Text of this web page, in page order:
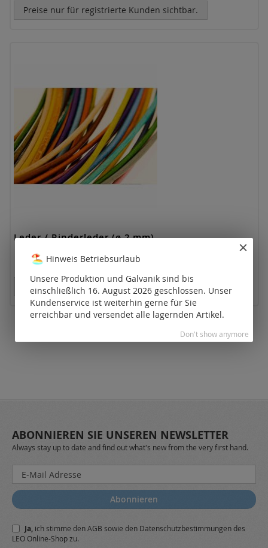
Preise nur für registrierte Kunden sichtbar.
Leder / Rinderleder (ø 2 mm)
Preise nur für registrierte Kunden sichtbar.
ABONNIEREN SIE UNSEREN NEWSLETTER
Always stay up to date and find out what's new from the very first hand.
Melden
Sie
sich
für
Newsletter
a:
Abonnieren
Ja, ich stimme denAGB sowie den Datenschutzbestimmungendes
LEO Online-Shop zu.
Hinweis Betriebsurlaub
Unsere Produktion und Galvanik sind bis
einschließlich 16. August 2026 geschlossen. Unser
Kundenservice ist weiterhin gerne für Sie
erreichbar und versendet alle lagernden Artikel.
Don't show anymore